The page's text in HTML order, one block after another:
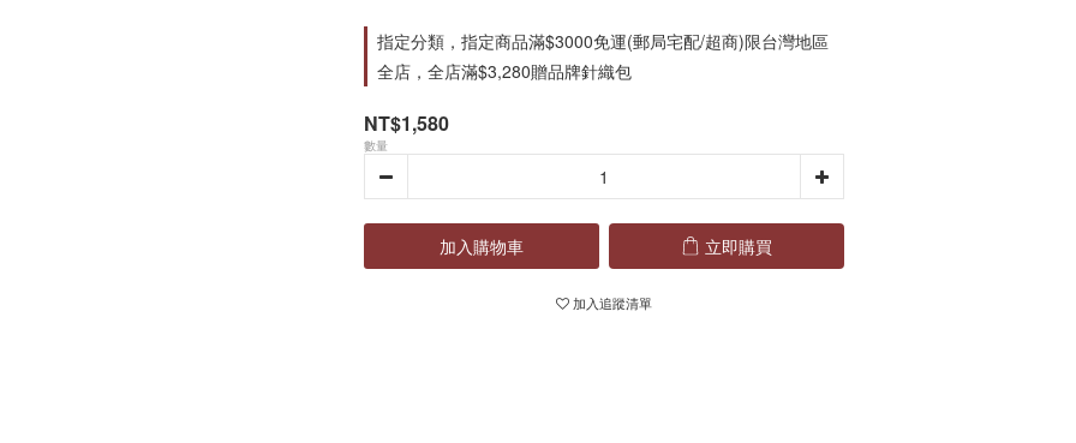
指定分類，指定商品滿$3000免運(郵局宅配/超商)限台灣地區
全店，全店滿$3,280贈品牌針織包
NT$1,580
數量
加入購物車 立即購買
加入追蹤清單